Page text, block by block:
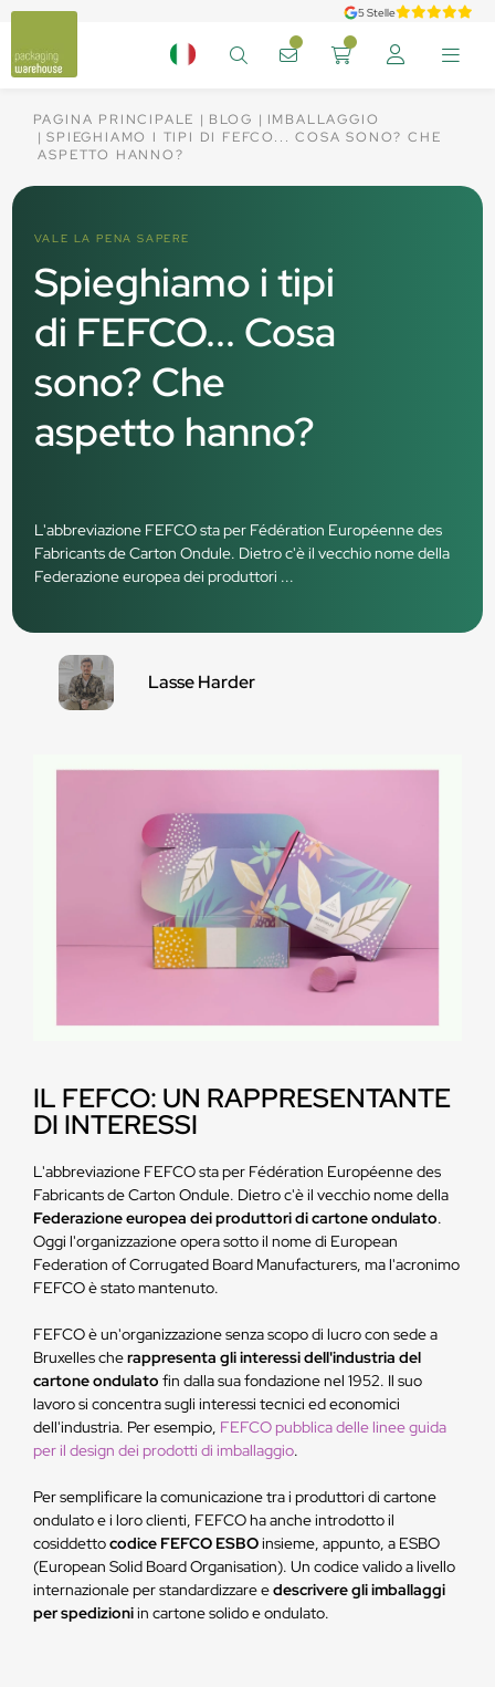
5 Stelle
PAGINA PRINCIPALE BLOG
IMBALLAGGIO
SPIEGHIAMO I TIPI DI FEFCO... COSA SONO? CHE
ASPETTO HANNO?
VALE LA PENA SAPERE
Spieghiamo i tipi
di FEFCO... Cosa
sono? Che
aspetto hanno?
L'abbreviazione FEFCO sta per Fédération Européenne des
Fabricants de Carton Ondule. Dietro c'è il vecchio nome della
Federazione europea dei produttori ...
IL FEFCO: UN RAPPRESENTANTE
DI INTERESSI
L'abbreviazione FEFCO sta per Fédération Européenne des
Fabricants de Carton Ondule. Dietro c'è il vecchio nome della
Federazione europea dei produttori di cartone ondulato.
Oggi l'organizzazione opera sotto il nome di European
Federation of Corrugated Board Manufacturers, ma l'acronimo
FEFCO è stato mantenuto.
FEFCO è un'organizzazione senza scopo di lucro con sede a
Bruxelles cherappresenta gli interessi dell'industria del
cartone ondulato fin dalla sua fondazione nel 1952. Il suo
lavoro si concentra sugli interessi tecnici ed economici
dell'industria. Per esempio, FEFCO pubblica delle linee guida
per il design dei prodotti di imballaggio.
Per semplificare la comunicazione tra i produttori di cartone
ondulato e i loro clienti, FEFCO ha anche introdotto il
cosiddettocodice FEFCO ESBOinsieme, appunto, a ESBO
(European Solid Board Organisation). Un codice valido a livello
internazionale per standardizzare edescrivere gli imballaggi
per spedizioniin cartone solido e ondulato.
Lasse Harder